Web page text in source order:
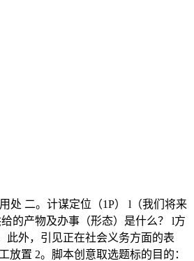
二。计谋定位（1P） l（我们将来
的产物及办事（形态）是什么？ l方
此外，引见正在社会义务方面的表
置 2。脚本创意取选题标的目的：